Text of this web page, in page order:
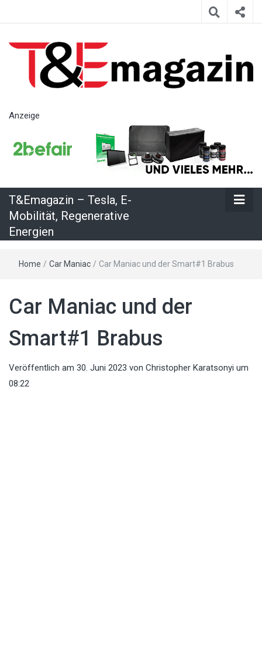
– Tesla, E-
Mobilität,
Regenerative
Energien
Anzeige
T&Emagazin – Tesla, E-
Mobilität, Regenerative
Energien
Home / Car Maniac / Car Maniac und der Smart#1 Brabus
Car Maniac und der
Smart#1 Brabus
Veröffentlich am 30. Juni 2023 von Christopher Karatsonyi um
08:22